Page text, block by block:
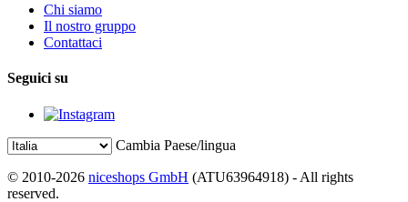
Chi siamo
Il nostro gruppo
Contattaci
Seguici su
Cambia Paese/lingua
© 2010-2026 niceshops GmbH (ATU63964918) - All rights
reserved.